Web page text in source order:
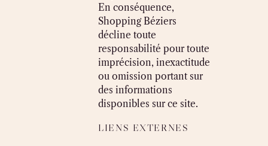
En conséquence,
Shopping Béziers
décline toute
responsabilité pour toute
imprécision, inexactitude
ou omission portant sur
des informations
disponibles sur ce site.
LIENS EXTERNES